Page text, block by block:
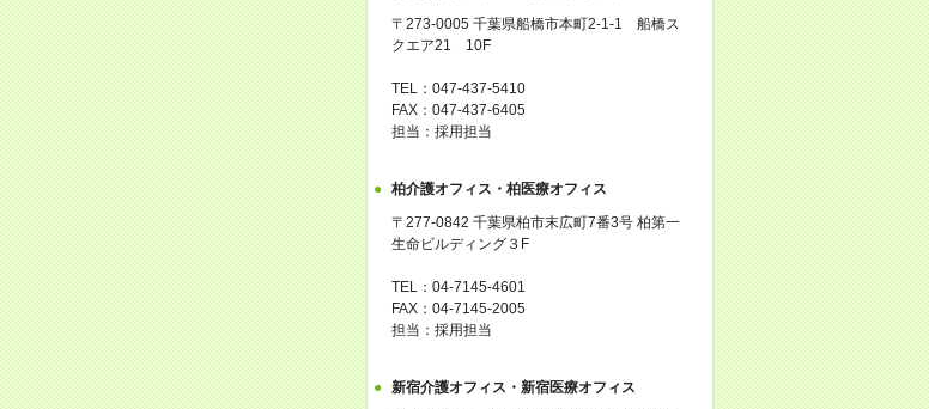
〒273-0005 千葉県船橋市本町2-1-1 船橋ス
クエア21 10F
TEL：047-437-5410
FAX：047-437-6405
担当：採用担当
柏介護オフィス・柏医療オフィス
〒277-0842 千葉県柏市末広町7番3号 柏第一
生命ビルディング３F
TEL：04-7145-4601
FAX：04-7145-2005
担当：採用担当
新宿介護オフィス・新宿医療オフィス